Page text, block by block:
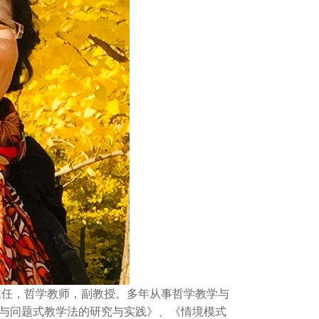
，哲学教师，副教授。多年从事哲学教学与
问题式教学法的研究与实践》、《情境模式